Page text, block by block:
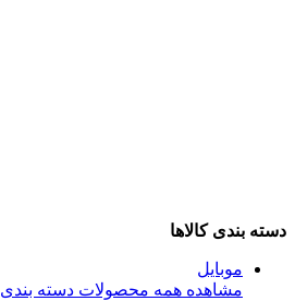
دسته بندی کالاها
موبایل
مشاهده همه محصولات دسته بندی